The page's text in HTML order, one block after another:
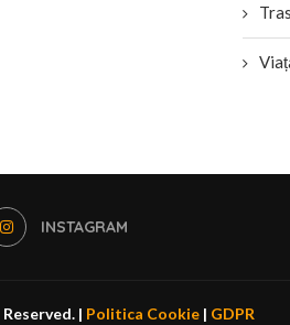
INSTAGRAM
| Politica Cookie | GDPR